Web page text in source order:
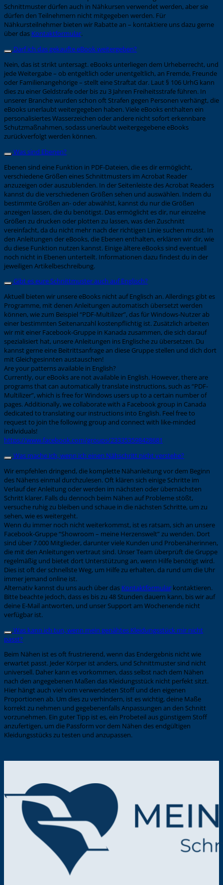
Schnittmuster dürfen auch in Nähkursen verwendet werden, aber sie
dürfen den Teilnehmern nicht mitgegeben werden. Für
Nähkursteilnehmer bieten wir Rabatte an – kontaktiere uns dazu gerne
über das Kontaktformular.
Darf ich das gekaufte eBook weitergeben?
Nein, das ist strikt untersagt. eBooks unterliegen dem Urheberrecht, und
jede Weitergabe – ob entgeltlich oder unentgeltlich, an Fremde, Freunde
oder Familienangehörige – stellt eine Straftat dar. Laut § 106 UrhG kann
dies zu einer Geldstrafe oder bis zu 3 Jahren Freiheitsstrafe führen. In
unserer Branche wurden schon oft Strafen gegen Personen verhängt, die
eBooks unerlaubt weitergegeben haben. Viele eBooks enthalten ein
personalisiertes Wasserzeichen oder andere nicht sofort erkennbare
Schutzmaßnahmen, sodass unerlaubt weitergegebene eBooks
zurückverfolgt werden können.
Was sind Ebenen?
Ebenen sind eine Funktion in PDF-Dateien, die es dir ermöglicht,
verschiedene Größen eines Schnittmusters im Acrobat Reader
anzuzeigen oder auszublenden. In der Seitenleiste des Acrobat Readers
kannst du die verschiedenen Größen sehen und auswählen. Indem du
bestimmte Größen an- oder abwählst, kannst du nur die Größen
anzeigen lassen, die du benötigst. Das ermöglicht es dir, nur einzelne
Größen zu drucken oder plotten zu lassen, was den Zuschnitt
vereinfacht, da du nicht mehr nach der richtigen Linie suchen musst. In
den Anleitungen der eBooks, die Ebenen enthalten, erklären wir dir, wie
du diese Funktion nutzen kannst. Einige ältere eBooks sind eventuell
noch nicht in Ebenen unterteilt. Informationen dazu findest du in der
jeweiligen Artikelbeschreibung.
Gibt es eure Schnittmuster auch auf Englisch?
Aktuell bieten wir unsere eBooks nicht auf Englisch an. Allerdings gibt es
Programme, mit denen Anleitungen automatisch übersetzt werden
können, wie zum Beispiel “PDF-Multilizer”, das für Windows-Nutzer ab
einer bestimmten Seitenanzahl kostenpflichtig ist. Zusätzlich arbeiten
wir mit einer Facebook-Gruppe in Kanada zusammen, die sich darauf
spezialisiert hat, unsere Anleitungen ins Englische zu übersetzen. Du
kannst gerne eine Beitrittsanfrage an diese Gruppe stellen und dich dort
mit Gleichgesinnten austauschen!
Are your patterns available in English?
Currently, our eBooks are not available in English. However, there are
programs that can automatically translate instructions, such as “PDF-
Multilizer”, which is free for Windows users up to a certain number of
pages. Additionally, we collaborate with a Facebook group in Canada
dedicated to translating our instructions into English. Feel free to
request to join the following group and connect with like-minded
individuals!
https://www.facebook.com/groups/233353598428681
Was mache ich, wenn ich einen Nähschritt nicht verstehe?
Wir empfehlen dringend, die komplette Nähanleitung vor dem Beginn
des Nähens einmal durchzulesen. Oft klären sich einige Schritte im
Verlauf der Anleitung oder werden im nächsten oder übernächsten
Schritt klarer. Falls du dennoch beim Nähen auf Probleme stößt,
versuche ruhig zu bleiben und schaue in die nächsten Schritte, um zu
sehen, wie es weitergeht.
Wenn du immer noch nicht weiterkommst, ist es ratsam, sich an unsere
Facebook-Gruppe “Showroom – meine Herzenswelt” zu wenden. Dort
sind über 7.000 Mitglieder, darunter viele Kunden und Probenäherinnen,
die mit den Anleitungen vertraut sind. Unser Team überprüft die Gruppe
regelmäßig und bietet dort Unterstützung an, wenn Hilfe benötigt wird.
Dies ist oft der schnellste Weg, um Hilfe zu erhalten, da rund um die Uhr
immer jemand online ist.
Alternativ kannst du uns auch über das Kontaktformular kontaktieren.
Bitte beachte jedoch, dass es bis zu 48 Stunden dauern kann, bis wir auf
deine E-Mail antworten, und unser Support am Wochenende nicht
verfügbar ist.
Was kann ich tun, wenn mein genähtes Kleidungsstück mir nicht
passt?
Beim Nähen ist es oft frustrierend, wenn das Endergebnis nicht wie
erwartet passt. Jeder Körper ist anders, und Schnittmuster sind nicht
universell. Daher kann es vorkommen, dass selbst nach dem Nähen
nach den angegebenen Maßen das Kleidungsstück nicht perfekt sitzt.
Hier hängt auch viel vom verwendeten Stoff und den eigenen
Proportionen ab. Um dies zu verhindern, ist es wichtig, deine Maße
korrekt zu nehmen und gegebenenfalls Anpassungen an den Schnitt
vorzunehmen. Ein guter Tipp ist es, ein Probeteil aus günstigem Stoff
anzufertigen, um die Passform vor dem Nähen des endgültigen
Kleidungsstücks zu testen und anzupassen.